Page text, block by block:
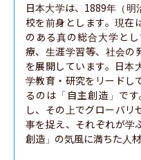
日本大学は、1889年（
校を前身とします。現在
のある真の総合大学と
療、生涯学習等、社会の
を展開しています。日本
学教育・研究をリードし
るのは「自主創造」で
し、その上でグローバリ
事を捉え、それぞれが学
創造」の気風に満ちた人